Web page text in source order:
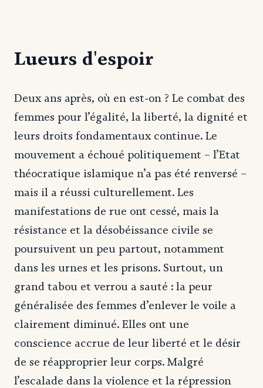
Lueurs d'espoir
Deux ans après, où en est-on ? Le combat des
femmes pour l’égalité, la liberté, la dignité et
leurs droits fondamentaux continue. Le
mouvement a échoué politiquement – l’Etat
théocratique islamique n’a pas été renversé –
mais il a réussi culturellement. Les
manifestations de rue ont cessé, mais la
résistance et la désobéissance civile se
poursuivent un peu partout, notamment
dans les urnes et les prisons. Surtout, un
grand tabou et verrou a sauté : la peur
généralisée des femmes d’enlever le voile a
clairement diminué. Elles ont une
conscience accrue de leur liberté et le désir
de se réapproprier leur corps. Malgré
l’escalade dans la violence et la répression